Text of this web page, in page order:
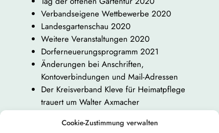
Cookie-Zustimmung verwalten
Verbandseigene Wettbewerbe 2020
Landesgartenschau 2020
Weitere Veranstaltungen 2020
Dorferneuerungsprogramm 2021
Änderungen bei Anschriften,
Kontoverbindungen und Mail-Adressen
Der Kreisverband Kleve für Heimatpflege
trauert um Walter Axmacher